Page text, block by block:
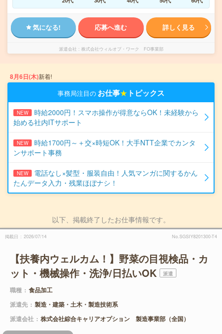
気になる! 応募へ進む 詳しく見る
派遣会社 株式会社ウィルオブ・ワーク FO事業部
8月6日(木)新着!
事務局注目の お仕事★ トピックス
NEW
時給2000円！スマホ操作が得意ならOK！未経験から
始める社内ITサポート
NEW
時給1700円～＋交×時短OK！大手NTT企業でカンタ
ンサポート事務
NEW
電話なし×髪型・服装自由！人気マンガに関するかん
たんデータ入力・残業ほぼナシ！
以下、掲載終了したお仕事情報です。
掲載日 2026/07/14 No.SGSIY8201300-T4
【扶養内ウェルカム！】野菜の目視検品・カ
ット・機械操作・洗浄/日払いOK
派遣
職種
食品加工
派遣先
製造・建築・土木・製造技術系
派遣会社
株式会社綜合キャリアオプション 製造事業部（全国）